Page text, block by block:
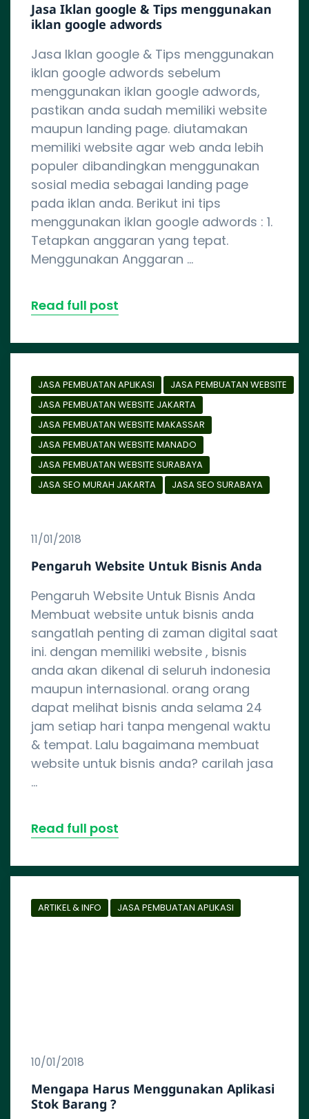
Jasa Iklan google & Tips menggunakan
iklan google adwords
Jasa Iklan google & Tips menggunakan
iklan google adwords sebelum
menggunakan iklan google adwords,
pastikan anda sudah memiliki website
maupun landing page. diutamakan
memiliki website agar web anda lebih
populer dibandingkan menggunakan
sosial media sebagai landing page
pada iklan anda. Berikut ini tips
menggunakan iklan google adwords : 1.
Tetapkan anggaran yang tepat.
Menggunakan Anggaran …
Read full post
JASA PEMBUATAN APLIKASI
JASA PEMBUATAN WEBSITE
JASA PEMBUATAN WEBSITE JAKARTA
JASA PEMBUATAN WEBSITE MAKASSAR
JASA PEMBUATAN WEBSITE MANADO
JASA PEMBUATAN WEBSITE SURABAYA
JASA SEO MURAH JAKARTA
JASA SEO SURABAYA
11/01/2018
Pengaruh Website Untuk Bisnis Anda
Pengaruh Website Untuk Bisnis Anda
Membuat website untuk bisnis anda
sangatlah penting di zaman digital saat
ini. dengan memiliki website , bisnis
anda akan dikenal di seluruh indonesia
maupun internasional. orang orang
dapat melihat bisnis anda selama 24
jam setiap hari tanpa mengenal waktu
& tempat. Lalu bagaimana membuat
website untuk bisnis anda? carilah jasa
…
Read full post
ARTIKEL & INFO JASA PEMBUATAN APLIKASI
10/01/2018
Mengapa Harus Menggunakan Aplikasi
Stok Barang ?